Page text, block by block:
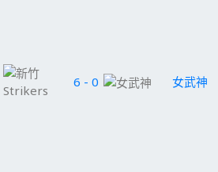
6 - 0 女武神